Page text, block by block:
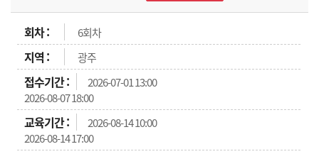
6회차
광주
2026-07-01 13:00
2026-08-07 18:00
2026-08-14 10:00
2026-08-14 17:00